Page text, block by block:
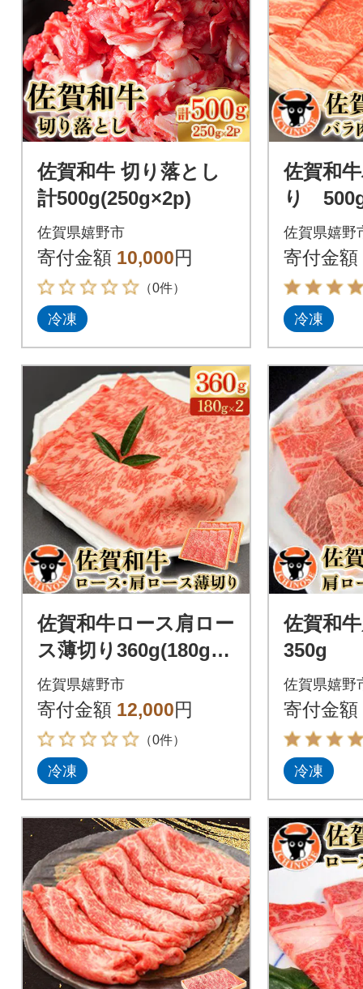
佐賀和牛 切り落とし
計500g(250g×2p)
佐賀県嬉野市
寄付金額 10,000円
（0件）
冷凍
佐賀和
り
佐賀県嬉野
寄付金額
冷凍
佐賀和牛ロース肩ロー
ス薄切り360g(180g×
2)
佐賀県嬉野市
寄付金額 12,000円
（0件）
冷凍
佐賀和
350g
佐賀県嬉野
寄付金額
冷凍